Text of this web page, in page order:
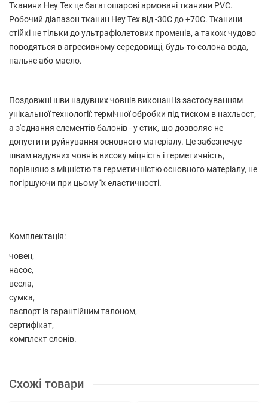
Тканини Hey Tex це багатошарові армовані тканини PVC.
Робочий діапазон тканин Hey Tex від -30С до +70С. Тканини
стійкі не тільки до ультрафіолетових променів, а також чудово
поводяться в агресивному середовищі, будь-то солона вода,
пальне або масло.
Поздовжні шви надувних човнів виконані із застосуванням
унікальної технології: термічної обробки під тиском в нахльост,
а з'єднання елементів балонів - у стик, що дозволяє не
допустити руйнування основного матеріалу. Це забезпечує
швам надувних човнів високу міцність і герметичність,
порівняно з міцністю та герметичністю основного матеріалу, не
погіршуючи при цьому їх еластичності.
Комплектація:
човен,
насос,
весла,
сумка,
паспорт із гарантійним талоном,
сертифікат,
комплект слонів.
Схожі товари